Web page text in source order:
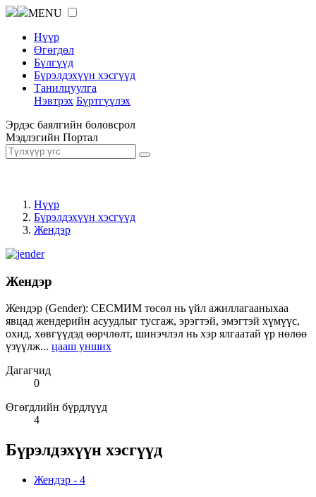
MENU
Нүүр
Өгөгдөл
Бүлгүүд
Бүрэлдэхүүн хэсгүүд
Танилцуулга
Нэвтрэх Бүртгүүлэх
Эрдэс баялгийн боловсрол
Мэдлэгийн Портал
Нүүр
Бүрэлдэхүүн хэсгүүд
Жендэр
Жендэр
Жендэр (Gender): СЕСМИМ төсөл нь үйл ажиллагааныхаа
явцад жендерийн асуудлыг тусгаж, эрэгтэй, эмэгтэй хүмүүс,
охид, хөвгүүдэд өөрчлөлт, шинэчлэл нь хэр ялгаатай үр нөлөө
үзүүлж... цааш унших
Дагагчид
0
Өгөгдлийн бүрдлүүд
4
Бүрэлдэхүүн хэсгүүд
Жендэр - 4